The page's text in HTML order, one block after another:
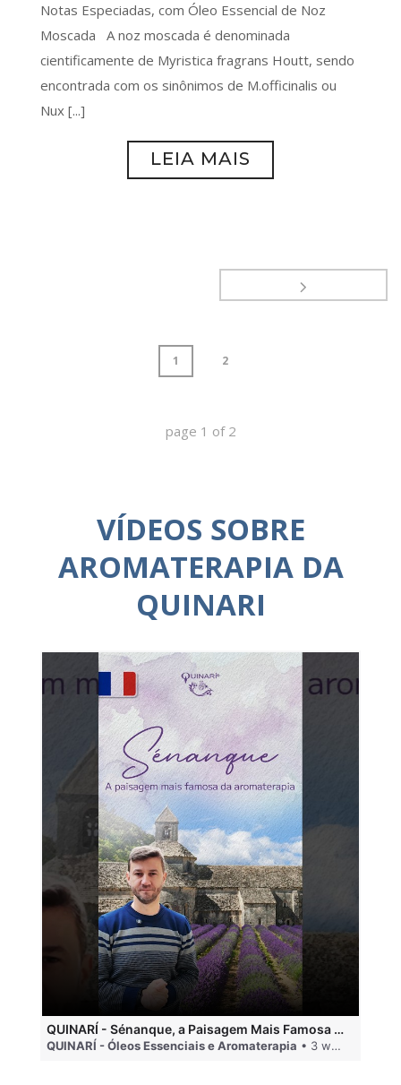
Notas Especiadas, com Óleo Essencial de Noz
Moscada A noz moscada é denominada
cientificamente de Myristica fragrans Houtt, sendo
encontrada com os sinônimos de M.officinalis ou
Nux [...]
LEIA MAIS
1 2
page 1 of 2
VÍDEOS SOBRE
AROMATERAPIA DA
QUINARI
QUINARÍ - Sénanque, a Paisagem Mais Famosa da Aromaterapia
QUINARÍ - Óleos Essenciais e Aromaterapia • 3 weeks ago